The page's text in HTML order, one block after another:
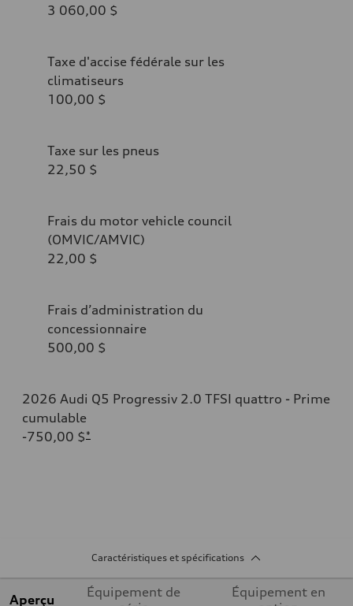
3 060,00 $
Taxe d'accise fédérale sur les
climatiseurs
100,00 $
Taxe sur les pneus
22,50 $
Frais du motor vehicle council
(OMVIC/AMVIC)
22,00 $
Frais d’administration du
concessionnaire
500,00 $
2026 Audi Q5 Progressiv 2.0 TFSI quattro - Prime
cumulable
-750,00 $*
Caractéristiques et spécifications
Aperçu
Équipement de
Équipement en